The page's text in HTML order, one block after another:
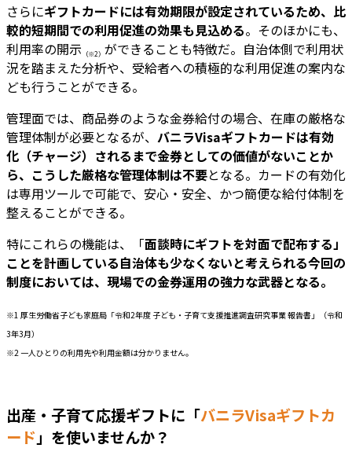
さらにギフトカードには有効期限が設定されているため、比
較的短期間での利用促進の効果も見込める。そのほかにも、
利用率の開示 （※2） ができることも特徴だ。自治体側で利用状
況を踏まえた分析や、受給者への積極的な利用促進の案内な
ども行うことができる。
管理面では、商品券のような金券給付の場合、在庫の厳格な
管理体制が必要となるが、 バニラVisaギフトカードは有効
化（チャージ）されるまで金券としての価値がないことか
ら、こうした厳格な管理体制は不要となる。カードの有効化
は専用ツールで可能で、安心・安全、かつ簡便な給付体制を
整えることができる。
特にこれらの機能は、「面談時にギフトを対面で配布する」
ことを計画している自治体も少なくないと考えられる今回の
制度においては、現場での金券運用の強力な武器となる。
※1 厚生労働省子ども家庭局「令和2年度 子ども・子育て支援推進調査研究事業 報告書」（令和
3年3月）
※2 一人ひとりの利用先や利用金額は分かりません。
出産・子育て応援ギフトに「バニラVisaギフトカ
ード」を使いませんか？